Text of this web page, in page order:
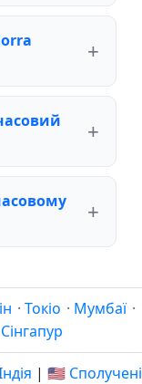
· Токіо · Мумбаї ·
Сінгапур
| 🇺🇸 Сполучені